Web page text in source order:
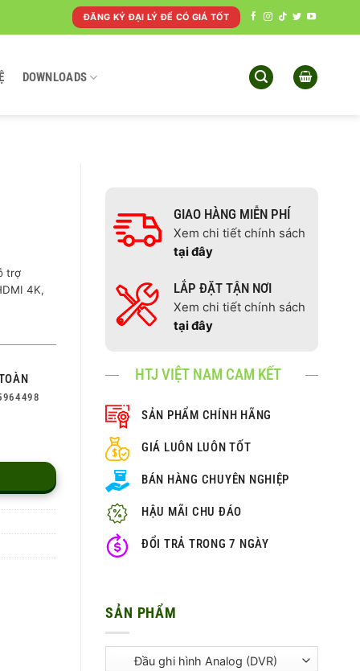
ĐĂNG KÝ ĐẠI LÝ ĐỂ CÓ GIÁ TỐT
DOWNLOADS
GIAO HÀNG MIỄN PHÍ
Xem chi tiết chính sách
tại đây
LẮP ĐẶT TẬN NƠI
Xem chi tiết chính sách
tại đây
HTJ VIỆT NAM CAM KẾT
SẢN PHẨM CHÍNH HÃNG
GIÁ LUÔN LUÔN TỐT
BÁN HÀNG CHUYÊN NGHIỆP
HẬU MÃI CHU ĐÁO
ĐỔI TRẢ TRONG 7 NGÀY
SẢN PHẨM
trợ
4K,